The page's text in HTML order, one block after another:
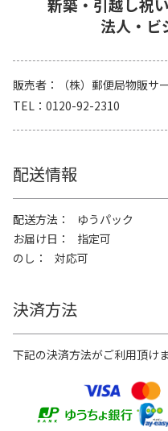
新築・引越し祝い
法人・ビ
販売者
（株）郵便局物販サ
TEL
0120-92-2310
配送情報
配送方法
ゆうパック
お届け日
指定可
のし
対応可
決済方法
下記の決済方法がご利用頂けま